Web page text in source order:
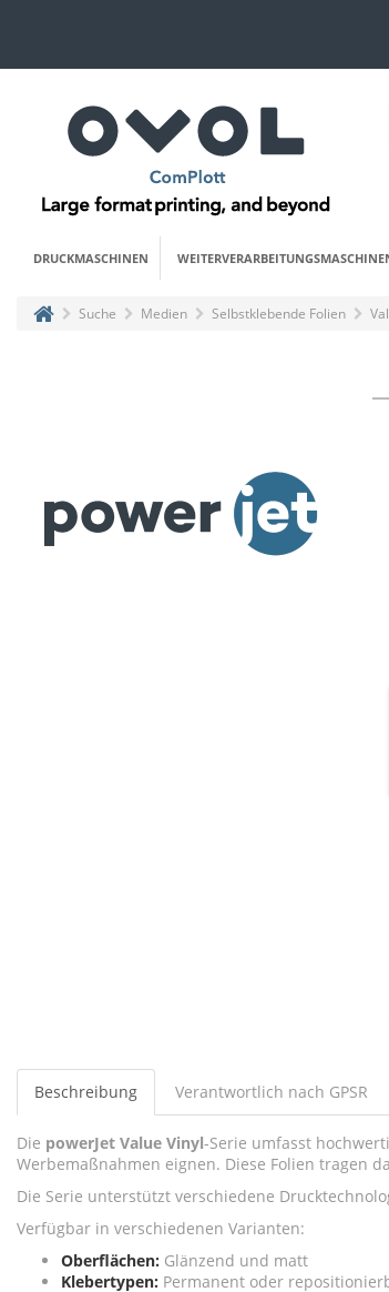
DRUCKMASCHINEN
Suche Medien Selbstklebende Folien
Beschreibung Verantwortlich nach GPSR
Die powerJet Value Vinyl-Serie umfasst
Werbemaßnahmen eignen. Diese Folien tragen
Die Serie unterstützt verschiedene
Verfügbar in verschiedenen Varianten:
Oberflächen: Glänzend und matt
Klebertypen: Permanent oder